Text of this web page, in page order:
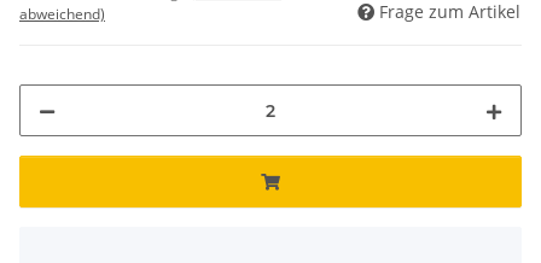
abweichend)
Frage zum Artikel